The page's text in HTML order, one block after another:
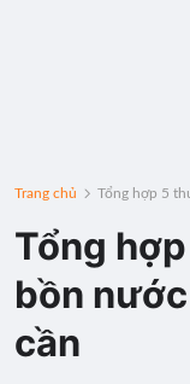
Trang chủ Tổng hợp 5
Tổng
bồn
cần